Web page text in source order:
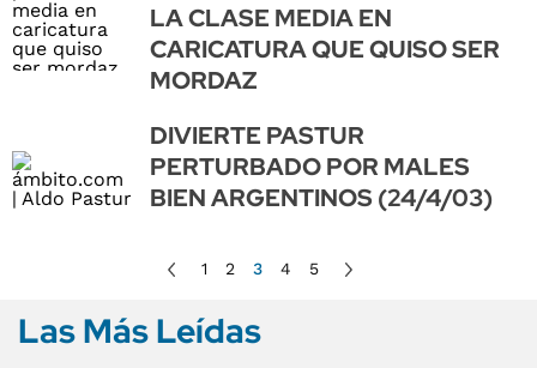
LA CLASE MEDIA EN
CARICATURA QUE QUISO SER
MORDAZ
DIVIERTE PASTUR
PERTURBADO POR MALES
BIEN ARGENTINOS (24/4/03)
1 2 3 4 5
Las Más Leídas